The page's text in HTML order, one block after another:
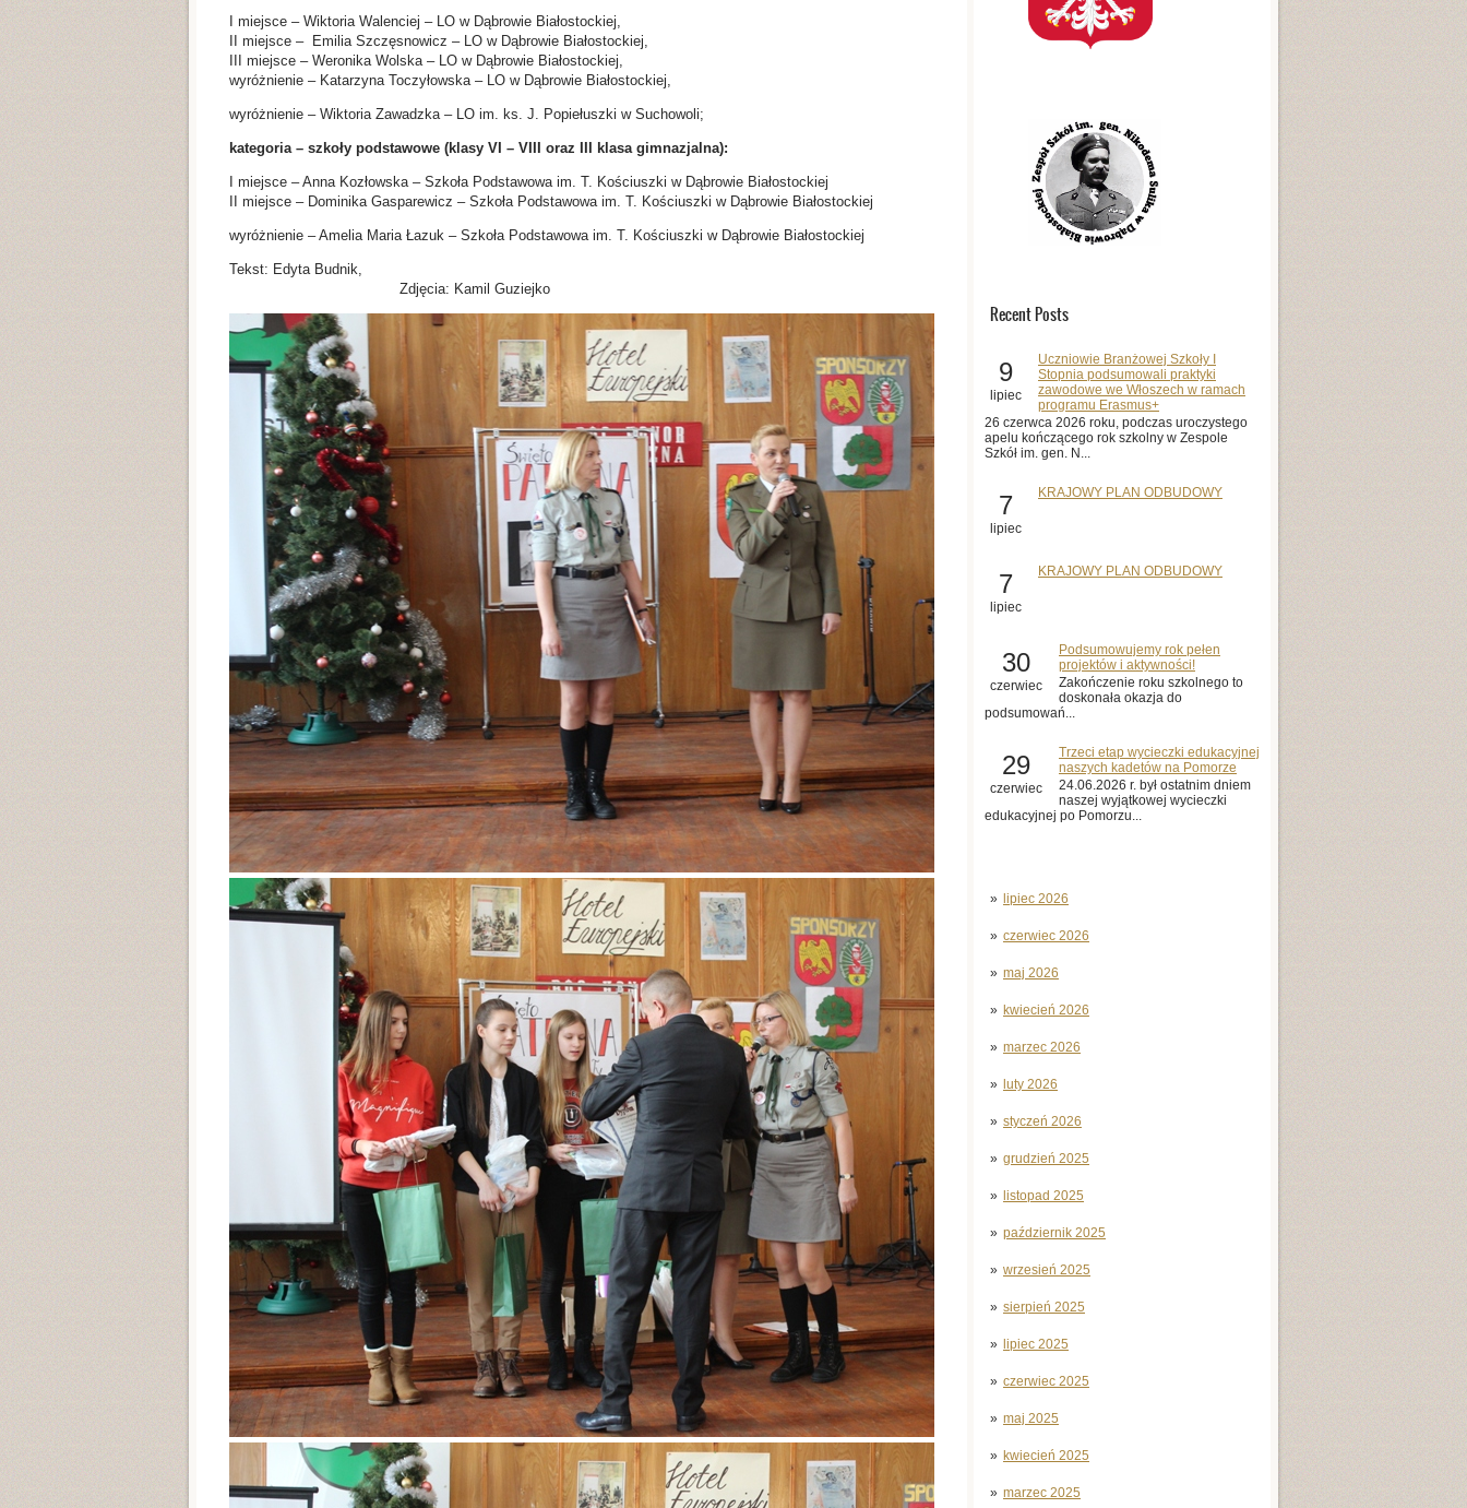
Recent Posts
9
lipiec
Uczniowie Branżowej Szkoły I
Stopnia podsumowali praktyki
zawodowe we Włoszech w ramach
programu Erasmus+
26 czerwca 2026 roku, podczas uroczystego
apelu kończącego rok szkolny w Zespole
Szkół im. gen. N...
7
lipiec
KRAJOWY PLAN ODBUDOWY
7
lipiec
KRAJOWY PLAN ODBUDOWY
30
czerwiec
Podsumowujemy rok pełen
projektów i aktywności!
Zakończenie roku szkolnego to
doskonała okazja do
podsumowań...
29
czerwiec
Trzeci etap wycieczki edukacyjnej
naszych kadetów na Pomorze
24.06.2026 r. był ostatnim dniem
naszej wyjątkowej wycieczki
edukacyjnej po Pomorzu...
lipiec 2026
czerwiec 2026
maj 2026
kwiecień 2026
marzec 2026
luty 2026
styczeń 2026
grudzień 2025
listopad 2025
październik 2025
wrzesień 2025
sierpień 2025
lipiec 2025
czerwiec 2025
maj 2025
kwiecień 2025
marzec 2025
I miejsce – Wiktoria Walenciej – LO w Dąbrowie Białostockiej,
II miejsce – Emilia Szczęsnowicz – LO w Dąbrowie Białostockiej,
III miejsce – Weronika Wolska – LO w Dąbrowie Białostockiej,
wyróżnienie – Katarzyna Toczyłowska – LO w Dąbrowie Białostockiej,
wyróżnienie – Wiktoria Zawadzka – LO im. ks. J. Popiełuszki w Suchowoli;
kategoria – szkoły podstawowe (klasy VI – VIII oraz III klasa gimnazjalna):
I miejsce – Anna Kozłowska – Szkoła Podstawowa im. T. Kościuszki w Dąbrowie Białostockiej
II miejsce – Dominika Gasparewicz – Szkoła Podstawowa im. T. Kościuszki w Dąbrowie Białostockiej
wyróżnienie – Amelia Maria Łazuk – Szkoła Podstawowa im. T. Kościuszki w Dąbrowie Białostockiej
Tekst: Edyta Budnik,
Zdjęcia: Kamil Guziejko